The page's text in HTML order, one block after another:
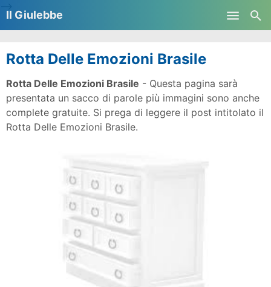
Il Giulebbe
Rotta Delle Emozioni Brasile
Rotta Delle Emozioni Brasile - Questa pagina sarà
presentata un sacco di parole più immagini sono anche
complete gratuite. Si prega di leggere il post intitolato il
Rotta Delle Emozioni Brasile.